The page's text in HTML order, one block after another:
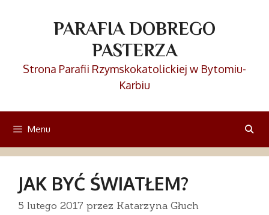
PARAFIA DOBREGO
PASTERZA
Strona Parafii Rzymskokatolickiej w Bytomiu-
Karbiu
Menu
JAK BYĆ ŚWIATŁEM?
5 lutego 2017 przez Katarzyna Głuch